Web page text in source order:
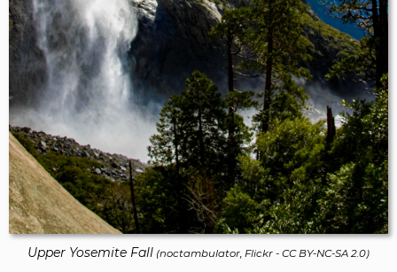
Upper Yosemite Fall (noctambulator, Flickr - CC BY-NC-SA 2.0)